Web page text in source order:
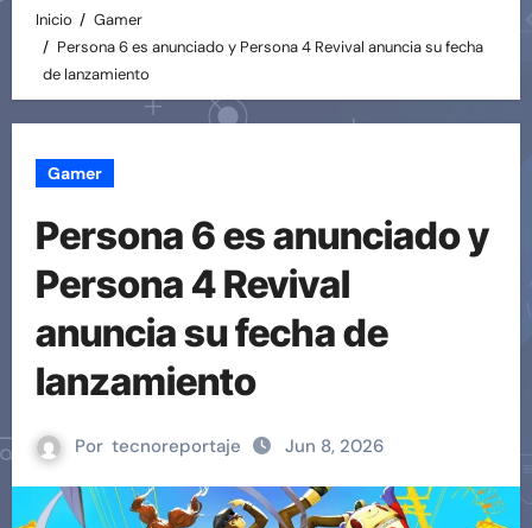
Inicio
Gamer
Persona 6 es anunciado y Persona 4 Revival anuncia su fecha
de lanzamiento
Gamer
Persona 6 es anunciado y
Persona 4 Revival
anuncia su fecha de
lanzamiento
Por tecnoreportaje Jun 8, 2026